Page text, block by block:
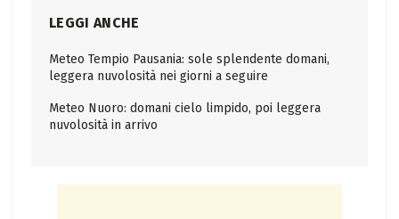
LEGGI ANCHE
Meteo Tempio Pausania: sole splendente domani,
leggera nuvolosità nei giorni a seguire
Meteo Nuoro: domani cielo limpido, poi leggera
nuvolosità in arrivo